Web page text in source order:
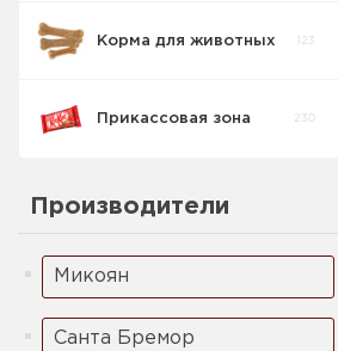
Корма для животных 123
Прикассовая зона 230
Производители
Микоян
Санта Бремор